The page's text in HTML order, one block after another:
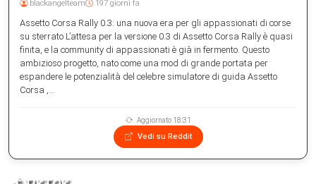
blackangelteam 197 giorni fa
Assetto Corsa Rally 0.3: una nuova era per gli appassionati di corse
su sterrato L’attesa per la versione 0.3 di Assetto Corsa Rally è quasi
finita, e la community di appassionati è già in fermento. Questo
ambizioso progetto, nato come una mod di grande portata per
espandere le potenzialità del celebre simulatore di guida Assetto
Corsa ,...
Aggiornato 18:31
Vedi su Reddit